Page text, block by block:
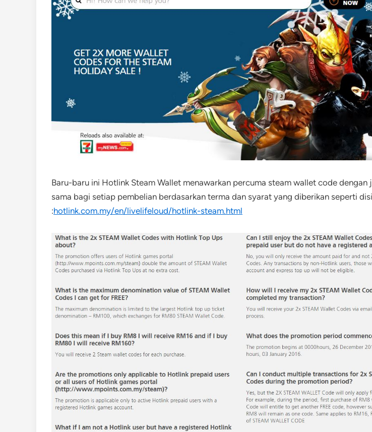
Baru-baru ini Hotlink Steam Wallet menawarkan percuma steam wallet code dengan
sama bagi setiap pembelian berdasarkan terma dan syarat yang diberikan seperti
:hotlink.com.my/en/livelifeloud/hotlink-steam.html